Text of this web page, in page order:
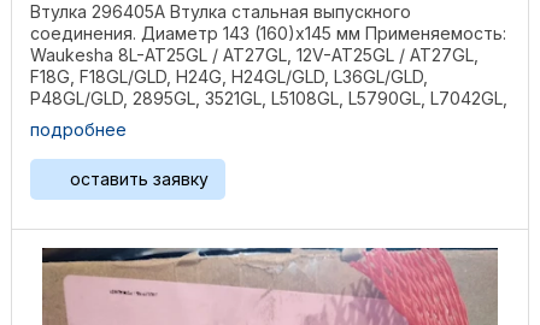
Втулка 296405А Втулка стальная выпускного
соединения. Диаметр 143 (160)х145 мм Применяемость:
Waukesha 8L-AT25GL / AT27GL, 12V-AT25GL / AT27GL,
F18G, F18GL/GLD, H24G, H24GL/GLD, L36GL/GLD,
P48GL/GLD, 2895GL, 3521GL, L5108GL, L5790GL, L7042GL,
подробнее
оставить заявку